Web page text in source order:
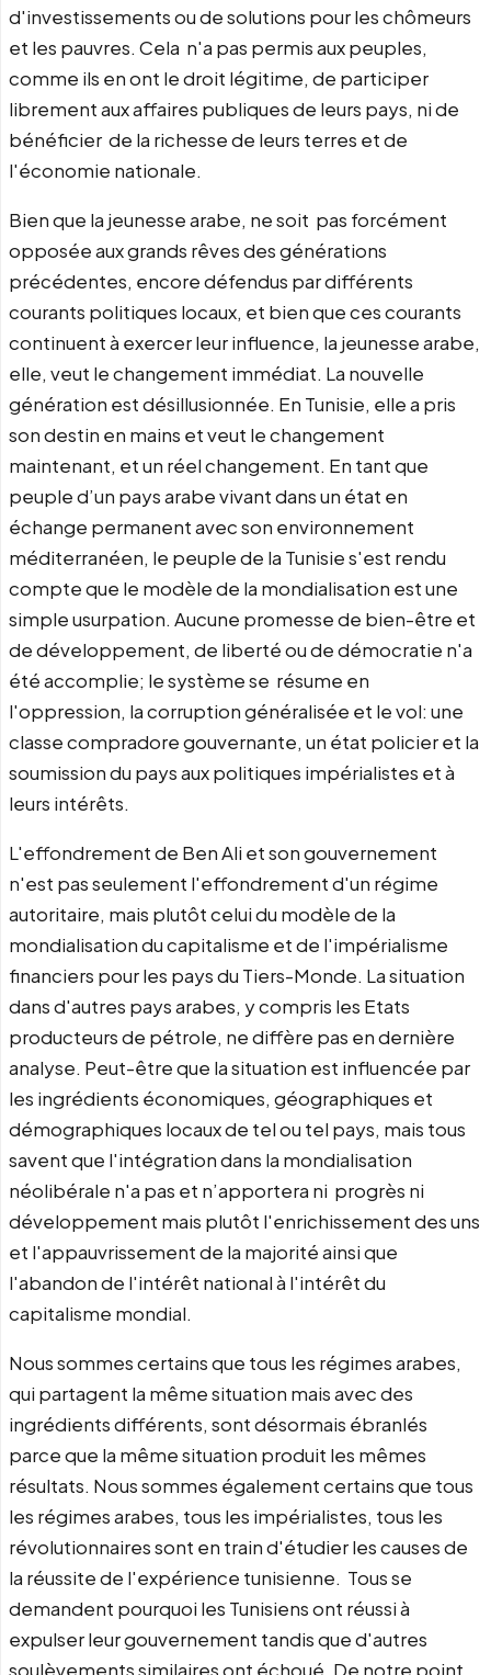
d'investissements ou de solutions pour les chômeurs
et les pauvres. Cela n'a pas permis aux peuples,
comme ils en ont le droit légitime, de participer
librement aux affaires publiques de leurs pays, ni de
bénéficier de la richesse de leurs terres et de
l'économie nationale.
Bien que la jeunesse arabe, ne soit pas forcément
opposée aux grands rêves des générations
précédentes, encore défendus par différents
courants politiques locaux, et bien que ces courants
continuent à exercer leur influence, la jeunesse arabe,
elle, veut le changement immédiat. La nouvelle
génération est désillusionnée. En Tunisie, elle a pris
son destin en mains et veut le changement
maintenant, et un réel changement. En tant que
peuple d’un pays arabe vivant dans un état en
échange permanent avec son environnement
méditerranéen, le peuple de la Tunisie s'est rendu
compte que le modèle de la mondialisation est une
simple usurpation. Aucune promesse de bien-être et
de développement, de liberté ou de démocratie n'a
été accomplie; le système se résume en
l'oppression, la corruption généralisée et le vol: une
classe compradore gouvernante, un état policier et la
soumission du pays aux politiques impérialistes et à
leurs intérêts.
L'effondrement de Ben Ali et son gouvernement
n'est pas seulement l'effondrement d'un régime
autoritaire, mais plutôt celui du modèle de la
mondialisation du capitalisme et de l'impérialisme
financiers pour les pays du Tiers-Monde. La situation
dans d'autres pays arabes, y compris les Etats
producteurs de pétrole, ne diffère pas en dernière
analyse. Peut-être que la situation est influencée par
les ingrédients économiques, géographiques et
démographiques locaux de tel ou tel pays, mais tous
savent que l'intégration dans la mondialisation
néolibérale n'a pas et n’apportera ni progrès ni
développement mais plutôt l'enrichissement des uns
et l'appauvrissement de la majorité ainsi que
l'abandon de l'intérêt national à l'intérêt du
capitalisme mondial.
Nous sommes certains que tous les régimes arabes,
qui partagent la même situation mais avec des
ingrédients différents, sont désormais ébranlés
parce que la même situation produit les mêmes
résultats. Nous sommes également certains que tous
les régimes arabes, tous les impérialistes, tous les
révolutionnaires sont en train d'étudier les causes de
la réussite de l'expérience tunisienne. Tous se
demandent pourquoi les Tunisiens ont réussi à
expulser leur gouvernement tandis que d'autres
soulèvements similaires ont échoué. De notre point